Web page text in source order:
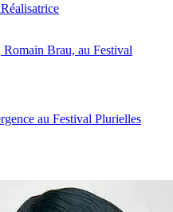
Réalisatrice
Romain Brau, au Festival
au Festival Plurielles